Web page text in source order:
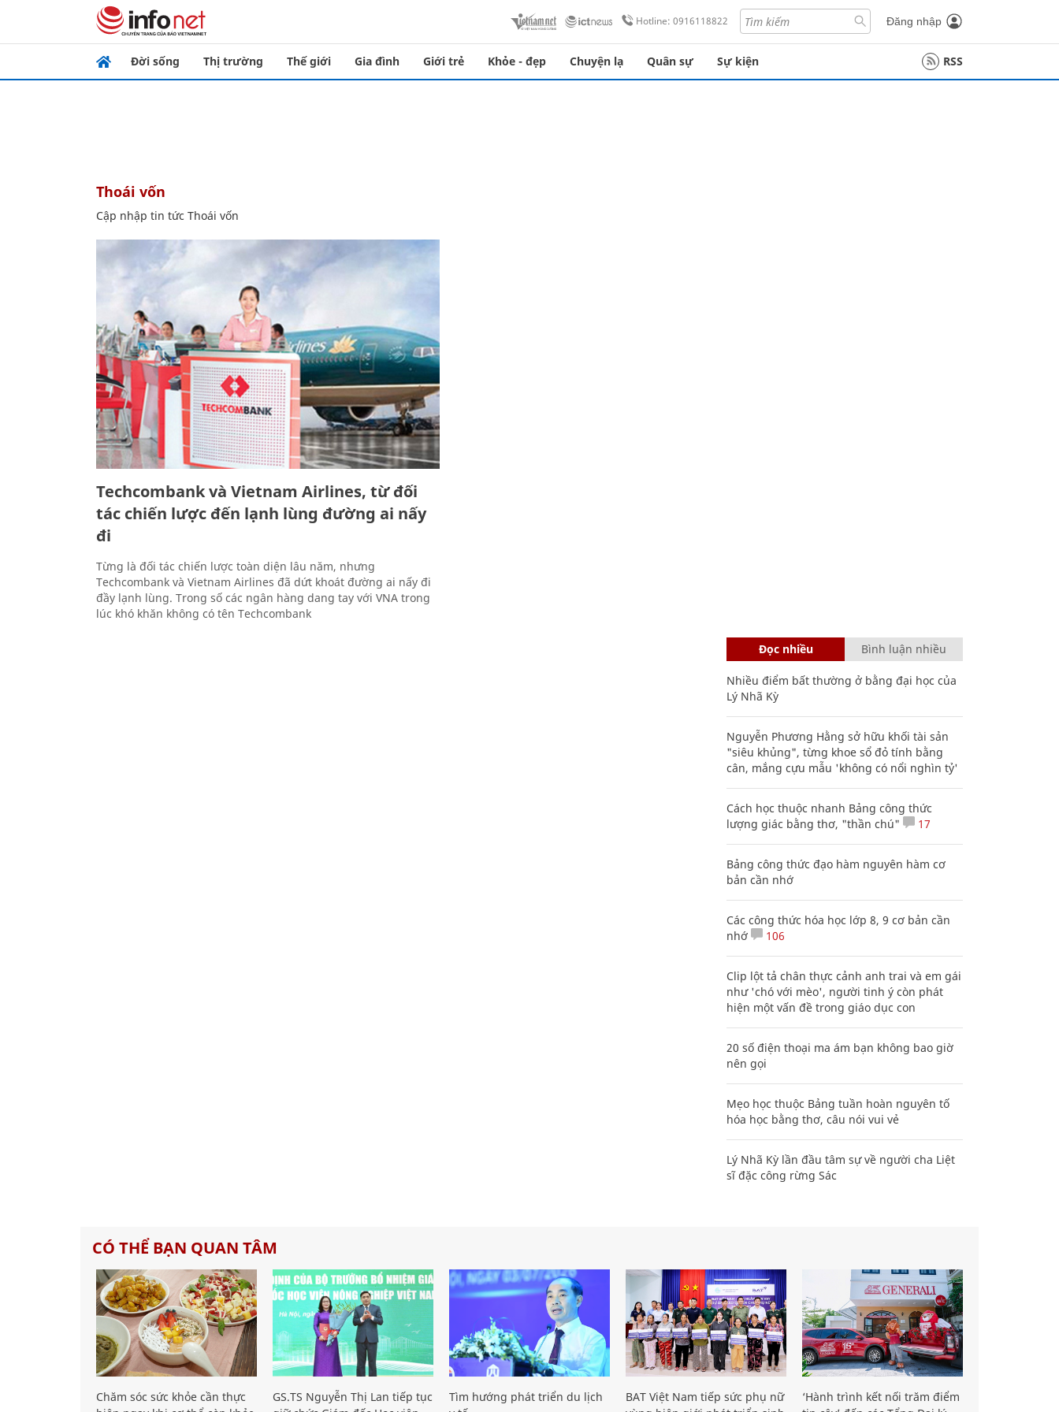
Hotline: 0916118822 Đăng nhập
Đời sống Thị trường Thế giới Gia đình Giới trẻ Khỏe - đẹp Chuyện lạ Quân sự Sự kiện RSS
Thoái vốn
Cập nhập tin tức Thoái vốn
Techcombank và Vietnam Airlines, từ đối
tác chiến lược đến lạnh lùng đường ai nấy
đi
Từng là đối tác chiến lược toàn diện lâu năm, nhưng
Techcombank và Vietnam Airlines đã dứt khoát đường ai nấy đi
đầy lạnh lùng. Trong số các ngân hàng dang tay với VNA trong
lúc khó khăn không có tên Techcombank
Đọc nhiều Bình luận nhiều
Nhiều điểm bất thường ở bằng đại học của
Lý Nhã Kỳ
Nguyễn Phương Hằng sở hữu khối tài sản
"siêu khủng", từng khoe sổ đỏ tính bằng
cân, mắng cựu mẫu 'không có nổi nghìn tỷ'
Cách học thuộc nhanh Bảng công thức
lượng giác bằng thơ, "thần chú"
17
Bảng công thức đạo hàm nguyên hàm cơ
bản cần nhớ
Các công thức hóa học lớp 8, 9 cơ bản cần
nhớ
106
Clip lột tả chân thực cảnh anh trai và em gái
như 'chó với mèo', người tinh ý còn phát
hiện một vấn đề trong giáo dục con
20 số điện thoại ma ám bạn không bao giờ
nên gọi
Mẹo học thuộc Bảng tuần hoàn nguyên tố
hóa học bằng thơ, câu nói vui vẻ
Lý Nhã Kỳ lần đầu tâm sự về người cha Liệt
sĩ đặc công rừng Sác
CÓ THỂ BẠN QUAN TÂM
Chăm sóc sức khỏe cần thực
GS.TS Nguyễn Thị Lan tiếp tục
Tìm hướng phát triển du lịch
BAT Việt Nam tiếp sức phụ nữ
‘Hành trình kết nối trăm điểm